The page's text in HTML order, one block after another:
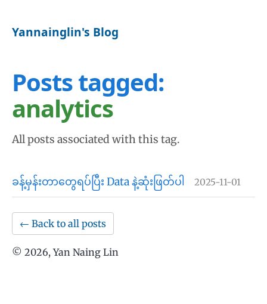
Yannainglin's Blog
Posts tagged:
analytics
All posts associated with this tag.
ခန့်မှန်းတာတွေရပ်ပြီး Data နဲ့ဆုံးဖြတ်ပါ 2025-11-01
← Back to all posts
© 2026, Yan Naing Lin